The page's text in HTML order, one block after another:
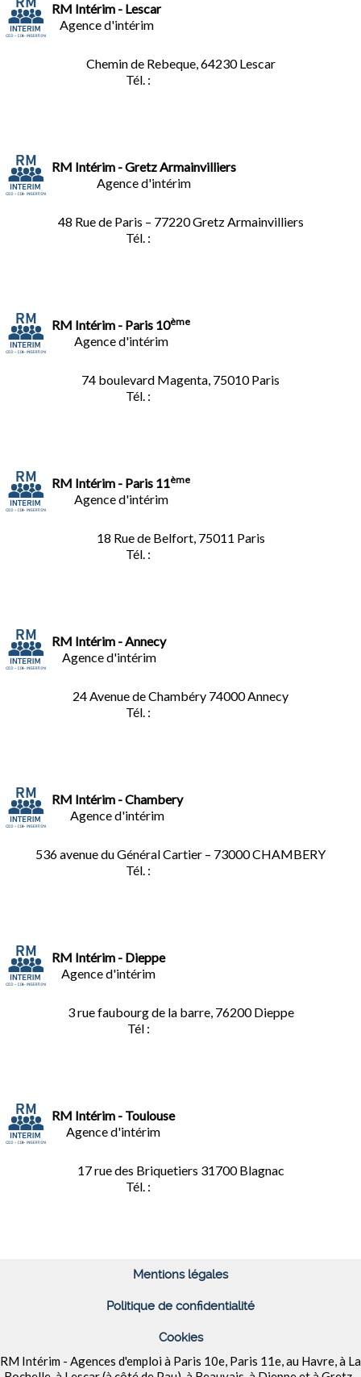
RM Intérim - Lescar
Agence d'intérim
Chemin de Rebeque, 64230 Lescar
Tél. :
RM Intérim - Gretz Armainvilliers
Agence d'intérim
48 Rue de Paris – 77220 Gretz Armainvilliers
Tél. :
RM Intérim - Paris 10ème
Agence d'intérim
74 boulevard Magenta, 75010 Paris
Tél. :
RM Intérim - Paris 11ème
Agence d'intérim
18 Rue de Belfort, 75011 Paris
Tél. :
RM Intérim - Annecy
Agence d'intérim
24 Avenue de Chambéry 74000 Annecy
Tél. :
RM Intérim - Chambery
Agence d'intérim
536 avenue du Général Cartier – 73000 CHAMBERY
Tél. :
RM Intérim - Dieppe
Agence d'intérim
3 rue faubourg de la barre, 76200 Dieppe
Tél :
RM Intérim - Toulouse
Agence d'intérim
17 rue des Briquetiers 31700 Blagnac
Tél. :
Mentions légales
Politique de confidentialité
Cookies
RM Intérim - Agences d'emploi à Paris 10e, Paris 11e, au Havre, à La